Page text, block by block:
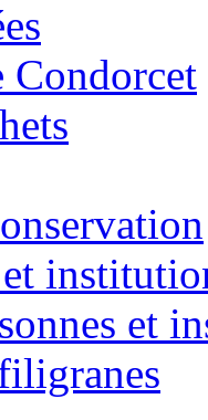
Condorcet
et
et